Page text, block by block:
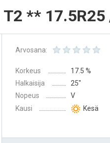
**
Arvosana:
Korkeus
17.5 %
Halkaisija
25″
Nopeus
V
Kausi
Kesä